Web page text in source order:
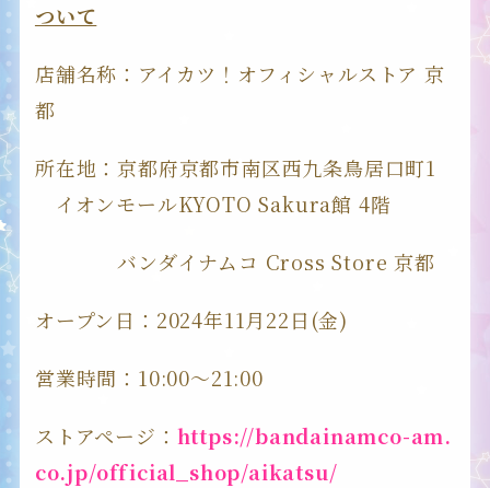
ついて
店舗名称：アイカツ！オフィシャルストア 京
都
所在地：京都府京都市南区西九条鳥居口町1
イオンモールKYOTO Sakura館 4階
バンダイナムコ Cross Store 京都
オープン日：2024年11月22日(金)
営業時間：10:00～21:00
ストアページ： https://bandainamco-am.
co.jp/official_shop/aikatsu/